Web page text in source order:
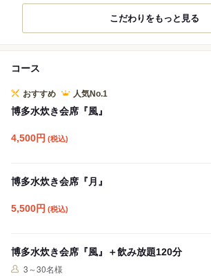
こだわりをもっと見る
コース
おすすめ 人気No.1
博多水炊き会席『風』
4,500円 (税込)
博多水炊き会席『月』
5,500円 (税込)
博多水炊き会席『風』＋飲み放題120分
3～30名様